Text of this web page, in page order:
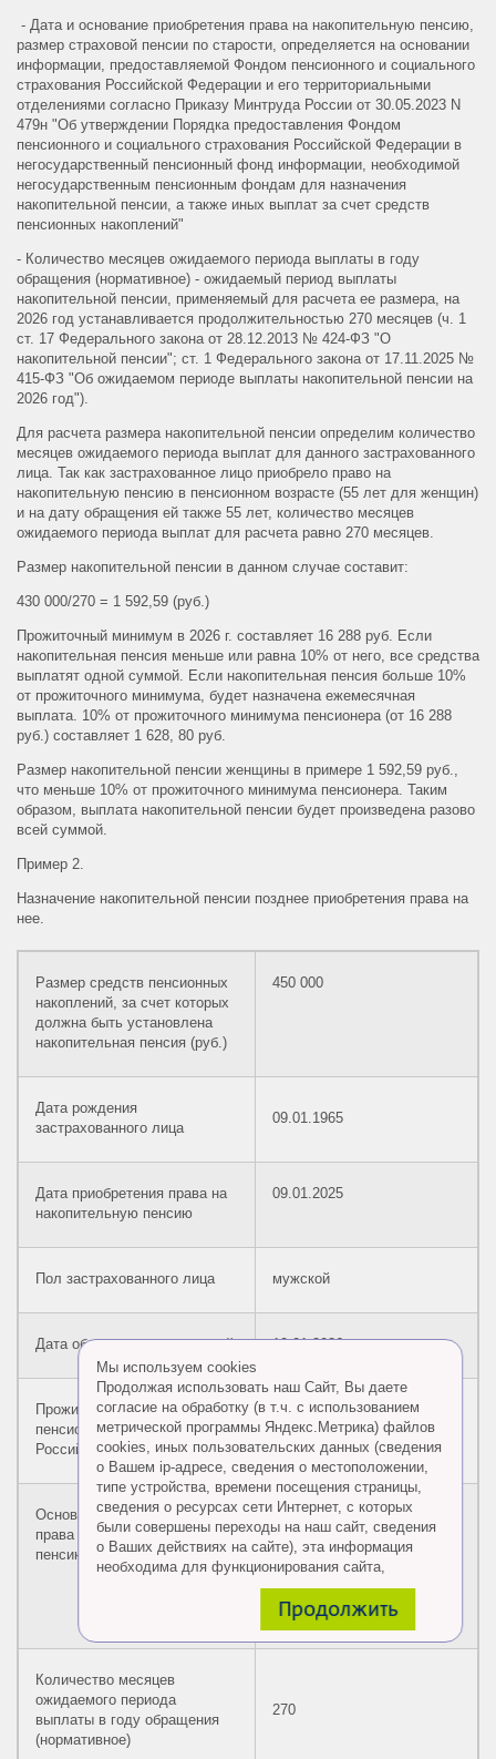
- Дата и основание приобретения права на накопительную пенсию,
размер страховой пенсии по старости, определяется на основании
информации, предоставляемой Фондом пенсионного и социального
страхования Российской Федерации и его территориальными
отделениями согласно Приказу Минтруда России от 30.05.2023 N
479н "Об утверждении Порядка предоставления Фондом
пенсионного и социального страхования Российской Федерации в
негосударственный пенсионный фонд информации, необходимой
негосударственным пенсионным фондам для назначения
накопительной пенсии, а также иных выплат за счет средств
пенсионных накоплений"
- Количество месяцев ожидаемого периода выплаты в году
обращения (нормативное) - ожидаемый период выплаты
накопительной пенсии, применяемый для расчета ее размера, на
2026 год устанавливается продолжительностью 270 месяцев (ч. 1
ст. 17 Федерального закона от 28.12.2013 № 424-ФЗ "О
накопительной пенсии"; ст. 1 Федерального закона от 17.11.2025 №
415-ФЗ "Об ожидаемом периоде выплаты накопительной пенсии на
2026 год").
Для расчета размера накопительной пенсии определим количество
месяцев ожидаемого периода выплат для данного застрахованного
лица. Так как застрахованное лицо приобрело право на
накопительную пенсию в пенсионном возрасте (55 лет для женщин)
и на дату обращения ей также 55 лет, количество месяцев
ожидаемого периода выплат для расчета равно 270 месяцев.
Размер накопительной пенсии в данном случае составит:
430 000/270 = 1 592,59 (руб.)
Прожиточный минимум в 2026 г. составляет 16 288 руб. Если
накопительная пенсия меньше или равна 10% от него, все средства
выплатят одной суммой. Если накопительная пенсия больше 10%
от прожиточного минимума, будет назначена ежемесячная
выплата. 10% от прожиточного минимума пенсионера (от 16 288
руб.) составляет 1 628, 80 руб.
Размер накопительной пенсии женщины в примере 1 592,59 руб.,
что меньше 10% от прожиточного минимума пенсионера. Таким
образом, выплата накопительной пенсии будет произведена разово
всей суммой.
Пример 2.
Назначение накопительной пенсии позднее приобретения права на
нее.
Размер средств пенсионных
накоплений, за счет которых
должна быть установлена
накопительная пенсия (руб.)
450 000
Дата рождения
застрахованного лица
09.01.1965
Дата приобретения права на
накопительную пенсию
09.01.2025
Пол застрахованного лица мужской
Дата обращения за выплатой 10.01.2026
Прожиточный минимум
пенсионера в целом по
Российской Федерации, руб.
16 288,00
Основание приобретения
права на накопительную
пенсию
достижение возраста 60
лет, наличие необходимого
страхового стажа и
установленной величины
пенсионного коэффициента
Количество месяцев
ожидаемого периода
выплаты в году обращения
(нормативное)
270
Мы используем cookies
Продолжая использовать наш Сайт, Вы даете
согласие на обработку (в т.ч. с использованием
метрической программы Яндекс.Метрика) файлов
cookies, иных пользовательских данных (сведения
о Вашем ip-адресе, сведения о местоположении,
типе устройства, времени посещения страницы,
сведения о ресурсах сети Интернет, с которых
были совершены переходы на наш сайт, сведения
о Ваших действиях на сайте), эта информация
необходима для функционирования сайта,
проведения ретаргетинга, а также статистических
Eсли Вы согласны, продолжайте пользоваться
сайтом, если Вы не хотите, чтобы Ваши данные
специальные настройки в браузере или покинуть
сайт.
Больше о файлах cookies
Продолжить